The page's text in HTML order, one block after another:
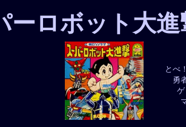
ーロボット大進
とべ
勇